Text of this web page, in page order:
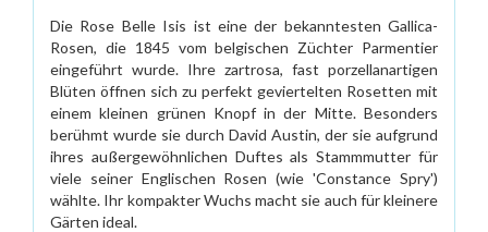
Die Rose Belle Isis ist eine der bekanntesten Gallica-
Rosen, die 1845 vom belgischen Züchter Parmentier
eingeführt wurde. Ihre zartrosa, fast porzellanartigen
Blüten öffnen sich zu perfekt geviertelten Rosetten mit
einem kleinen grünen Knopf in der Mitte. Besonders
berühmt wurde sie durch David Austin, der sie aufgrund
ihres außergewöhnlichen Duftes als Stammmutter für
viele seiner Englischen Rosen (wie 'Constance Spry')
wählte. Ihr kompakter Wuchs macht sie auch für kleinere
Gärten ideal.